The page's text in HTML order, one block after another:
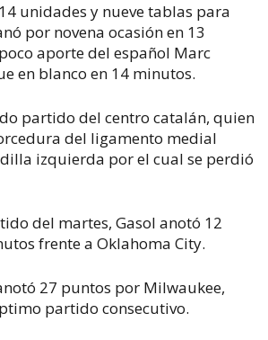
unidades y nueve tablas para
por novena ocasión en 13
aporte del español Marc
en blanco en 14 minutos.
partido del centro catalán, quien
del ligamento medial
izquierda por el cual se perdió
del martes, Gasol anotó 12
frente a Oklahoma City.
27 puntos por Milwaukee,
partido consecutivo.